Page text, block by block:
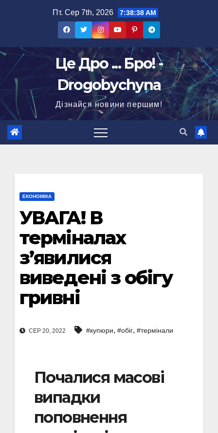
Пт. Сер 7th, 2026 7:38:39 AM
Це Дро ... Бро! -
Drogobychyna
Дізнайся новини першим!
ЕКОНОМІКА
УВАГА! В
терміналах
з’явилися
виведені з обігу
гривні
СЕР 20, 2022 #купюри, #обіг, #термінали
Почалися масові
випадки
поповнення